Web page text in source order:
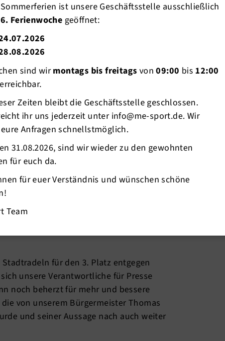
Stadtradeln teilgenommen und
den 16. Platz von 879 Kommunen in
den 4. Platz von 10 Teilnehmern im
für den 3. Platz entgegen
unsere Verantwortliche für Presse
noch beherzt für mehr und bessere
von unserem Bürgermeister Thomas
und seiner Aussage nach auch weiter
ist unsere Geschäftsstelle ausschließlich
6. Ferienwoche geöffnet:
sind wirmontags bis freitags von09:00 bis 12:00
Zeiten bleibt die Geschäftsstelle geschlossen.
ihr uns jederzeit unter info@me-sport.de. Wir
Anfragen schnellstmöglich.
31.08.2026, sind wir wieder zu den gewohnten
für euch da.
für euer Verständnis und wünschen schöne
Team